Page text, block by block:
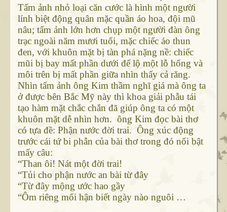
Tấm ảnh nhỏ loại căn cước là hình một người
lính biệt động quân mặc quần áo hoa, đội mũ
nâu; tấm ảnh lớn hơn chụp một người đàn ông
trạc ngoài năm mươi tuổi, mặc chiếc áo thun
đen, với khuôn mặt bị tàn phá nặng nề: chiếc
mũi bị bay mất phần dưới để lộ một lỗ hổng và
môi trên bị mất phần giữa nhìn thấy cả răng.
Nhìn tấm ảnh ông Kim thầm nghĩ giá mà ông ta
ở được bên Bắc Mỹ này thì khoa giải phẫu tái
tạo hàm mặt chắc chắn đã giúp ông ta có một
khuôn mặt dễ nhìn hơn. ông Kim đọc bài thơ
có tựa đề: Phận nước đời trai. Ông xúc động
trước cái tứ bi phẫn của bài thơ trong đó nổi bật
mấy câu:
“Than ôi! Nát một đời trai!
“Tủi cho phận nước an bài từ đây
“Từ đây mộng ước hao gầy
“Ôm riêng mối hận biết ngày nào nguôi …